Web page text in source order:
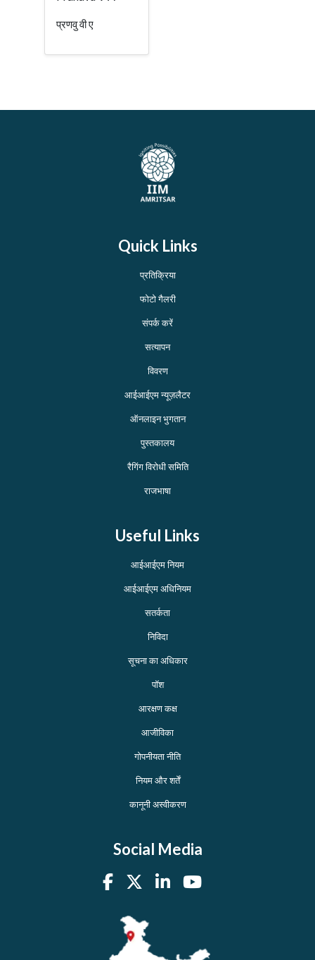
प्रणवु वी ए
Quick Links
प्रतिक्रिया
फोटो गैलरी
संपर्क करें
सत्यापन
विवरण
आईआईएम न्यूज़लैटर
ऑनलाइन भुगतान
पुस्तकालय
रैगिंग विरोधी समिति
राजभाषा
Useful Links
आईआईएम नियम
आईआईएम अधिनियम
सतर्कता
निविदा
सूचना का अधिकार
पॉश
आरक्षण कक्ष
आजीविका
गोपनीयता नीति
नियम और शर्तें
कानूनी अस्वीकरण
Social Media